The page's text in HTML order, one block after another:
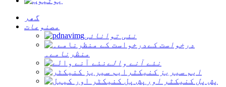
گھر
مصنوعات
نئی توانائی
درخواست کے
منظرنامے۔
نئے آنے والے
ایم سیریز کنیکٹر
پش پل کنیکٹر اور